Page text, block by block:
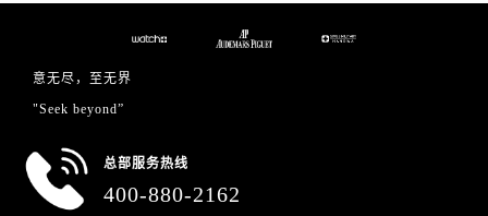
意无尽，至无界
"Seek beyond”
总部服务热线
400-880-2162